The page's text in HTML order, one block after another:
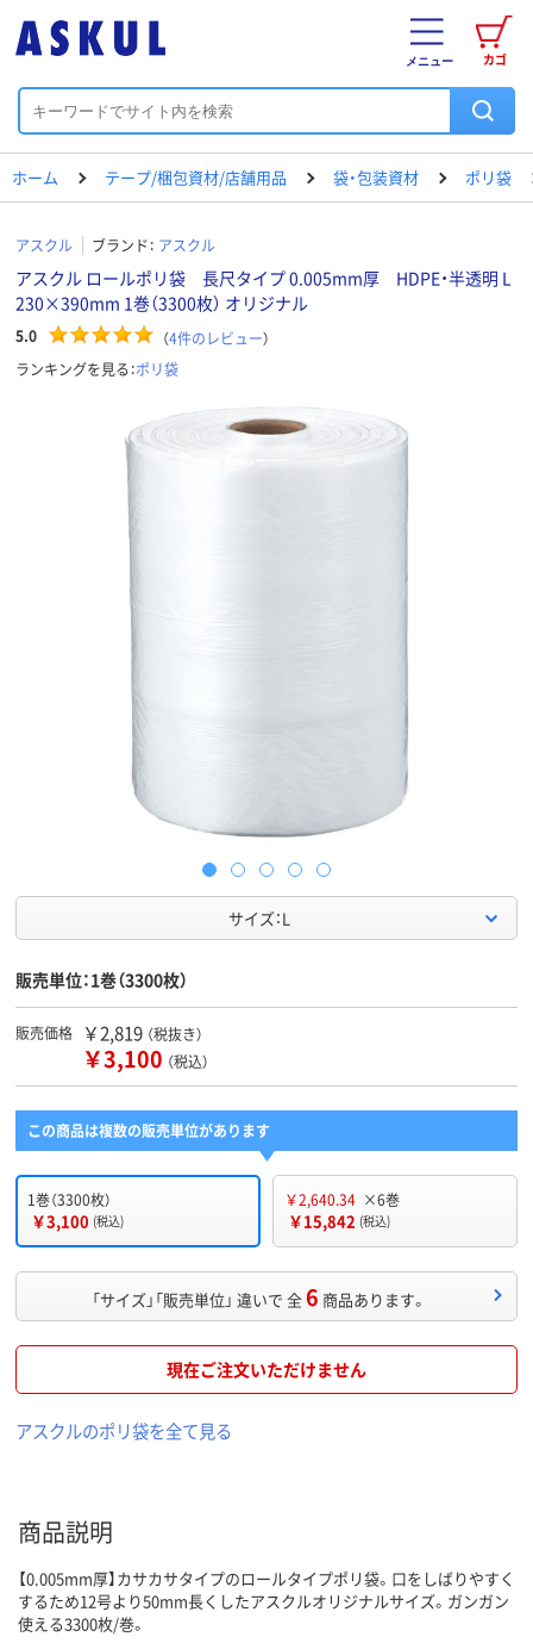
カゴ
メニュー
ホーム テープ/梱包資材/店舗用品 袋・包装資材 ポリ袋
アスクル ブランド： アスクル
アスクル ロールポリ袋 長尺タイプ 0.005mm厚 HDPE・半透明 L
230×390mm 1巻（3300枚） オリジナル
5.0 （4件のレビュー）
ランキングを見る：ポリ袋
サイズ：L
販売単位：1巻（3300枚）
販売価格 ￥2,819 （税抜き）
￥3,100 （税込）
この商品は複数の販売単位があります
1巻（3300枚）
￥3,100 (税込)
￥2,640.34 ×6巻
￥15,842 (税込)
「サイズ」「販売単位」 違いで 全6 商品あります。
現在ご注文いただけません
アスクルのポリ袋を全て見る
商品説明
【0.005mm厚】カサカサタイプのロールタイプポリ袋。口をしばりやすく
するため12号より50mm長くしたアスクルオリジナルサイズ。ガンガン
使える3300枚/巻。